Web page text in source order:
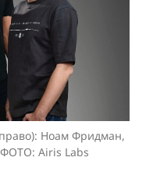
Ноам Фридман,
Airis Labs